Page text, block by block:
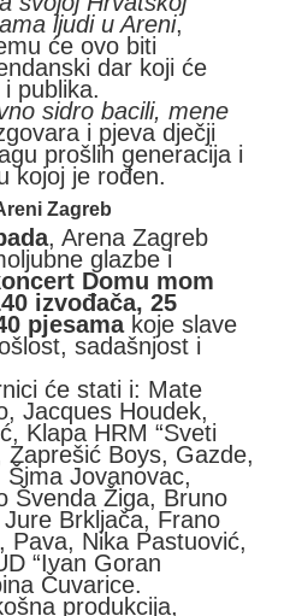
ljudi u Areni,
će ovo biti
dar koji će
publika.
sidro bacili, mene
i pjeva dječji
prošlih generacija i
kojoj je rođen.
Zagreb
, Arena Zagreb
glazbe i
Domu mom
izvođača, 25
pjesamakoje slave
sadašnjost i
će stati i: Mate
Jacques Houdek,
Klapa HRM “Sveti
Zaprešić Boys, Gazde,
Jovanovac,
Švenda Žiga, Bruno
Brkljača, Frano
Pava, Nika Pastuović,
“Ivan Goran
Čuvarice.
produkcija,